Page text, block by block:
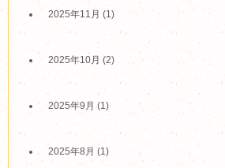
2025年11月 (1)
2025年10月 (2)
2025年9月 (1)
2025年8月 (1)